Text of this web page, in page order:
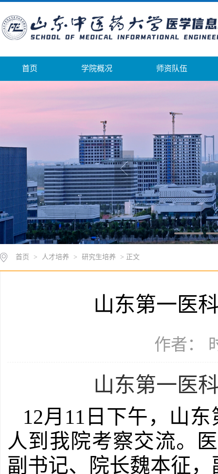
首页 学院概况 师资队伍
首页 > 人才培养 > 研究生培养 > 正文
山东第一医
作者：
山东第一医
12月11日下午，山
人到我院考察交流。
副书记、院长魏本征